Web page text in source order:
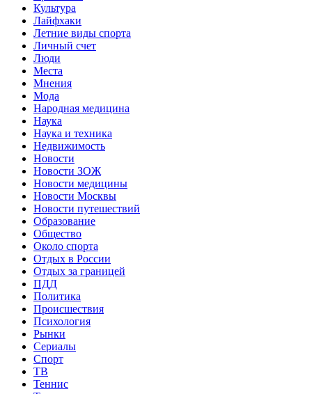
Культура
Лайфхаки
Летние виды спорта
Личный счет
Люди
Места
Мнения
Мода
Народная медицина
Наука
Наука и техника
Недвижимость
Новости
Новости ЗОЖ
Новости медицины
Новости Москвы
Новости путешествий
Образование
Общество
Около спорта
Отдых в России
Отдых за границей
ПДД
Политика
Происшествия
Психология
Рынки
Сериалы
Спорт
ТВ
Теннис